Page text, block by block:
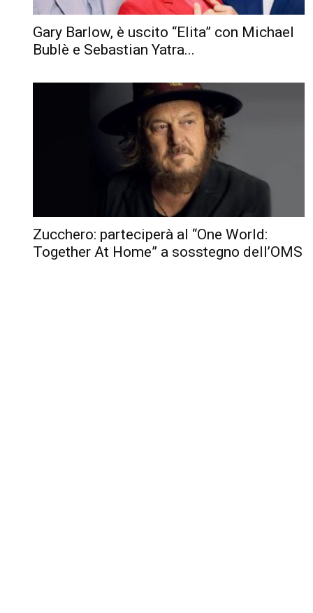
Gary Barlow, è uscito “Elita” con Michael
Bublè e Sebastian Yatra...
Zucchero: parteciperà al “One World:
Together At Home” a sosstegno dell’OMS